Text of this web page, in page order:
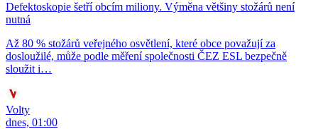
Defektoskopie šetří obcím miliony. Výměna většiny stožárů není
nutná
Až 80 % stožárů veřejného osvětlení, které obce považují za
dosloužilé, může podle měření společnosti ČEZ ESL bezpečně
sloužit i…
Volty
dnes, 01:00